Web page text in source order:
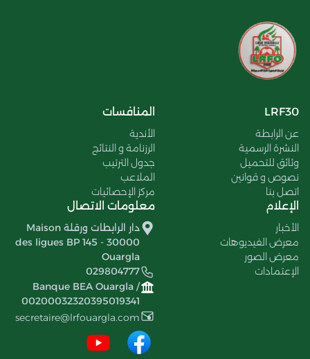
LRF30
عن الرابطة
النشرة الرسمية
وثائق للتحميل
نصوص و قوانين
اتصل بنا
المنافسات
الأندية
الرزنامة و النتائج
جدول الترتيب
الملاعب
مركز الإحصائيات
الإعلام
الأخبار
معرض الفيديوهات
معرض الصور
الإعتمادات
معلومات الاتصال
دار الرابطات ورقلة Maison
des ligues BP 145 - 30000
Ouargla
029804777
Banque BEA Ouargla /
00200032320395019341
secretaire@lrfouargla.com